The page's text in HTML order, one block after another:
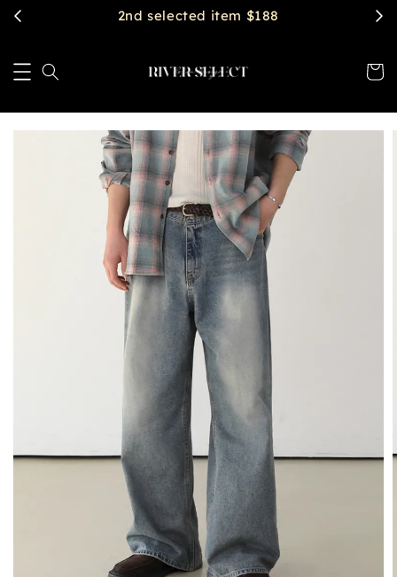
2nd selected item $188